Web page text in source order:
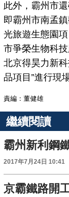
此外，霸州市
即霸州市南孟
光旅遊生態園
市爭榮生物科
北京得昊力新
品項目”進行現
責編：董健雄
繼續閱讀
霸州新利鋼
2017年7月24日 10:41
京霸鐵路開